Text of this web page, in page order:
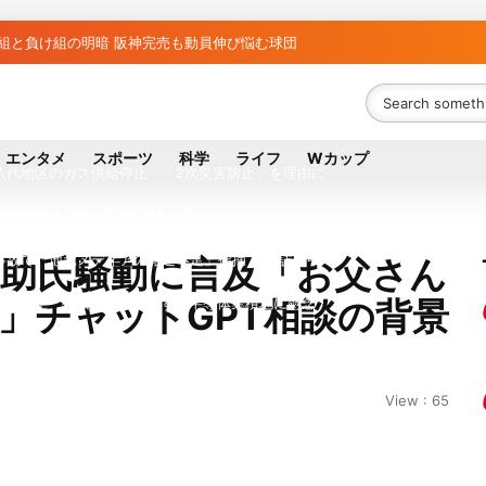
と負け組の明暗 阪神完売も動員伸び悩む球団
員の藤野公孝氏が死去、78歳 妻は料理研究家の真紀子氏
で「地元メディアの報道不足」指摘 那覇訪問中
点停止 復旧見通し立たず 半導体集積地に懸念
エンタメ スポーツ 科学 ライフ Wカップ
氏騒動に言及「お父さん
チャットGPT相談の背景
View : 65